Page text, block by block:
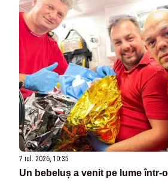
7 iul. 2026, 10:35
Un bebeluș a venit pe lume într-